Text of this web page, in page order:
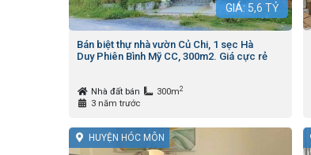
GIÁ: 5,6 TỶ
Bán biệt thự nhà vườn Củ Chi, 1 sẹc Hà
Duy Phiên Bình Mỹ CC, 300m2. Giá cực rẻ
Nhà đất bán 300m2
3 năm trước
HUYỆN HÓC MÔN